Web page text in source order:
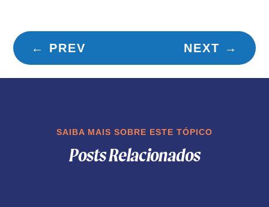
← PREV NEXT →
SAIBA MAIS SOBRE ESTE TÓPICO
Posts Relacionados